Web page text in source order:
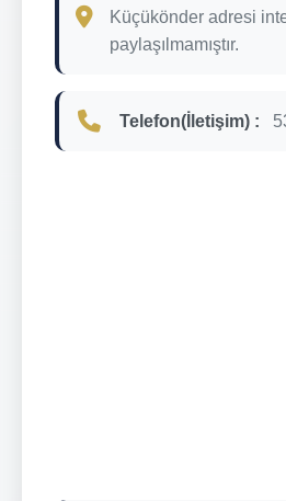
Küçükönder adresi
paylaşılmamıştır.
Telefon(İletişim) :